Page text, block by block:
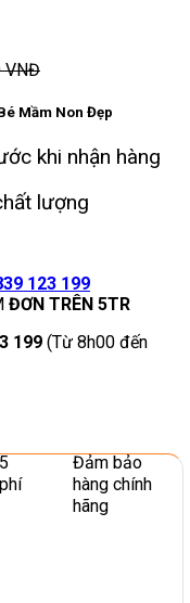
VNĐ
Mầm Non Đẹp
khi nhận hàng
lượng
123 199
ĐƠN TRÊN 5TR
199 (Từ 8h00 đến
Đảm bảo
hàng chính
hãng